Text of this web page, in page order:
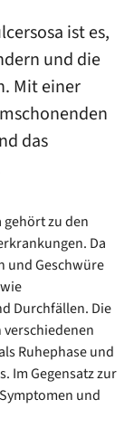
ist es,
und die
Mit einer
das
zu den
Da
und Geschwüre
Durchfällen. Die
Ruhephase und
Im Gegensatz zur
und